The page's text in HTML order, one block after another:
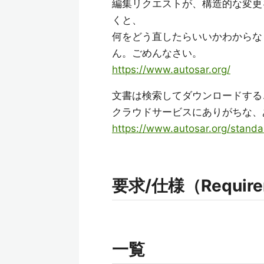
編集リクエストが、構造的な変
くと、
何をどう直したらいいかわから
ん。ごめんなさい。
https://www.autosar.org/
文書は検索してダウンロードす
クラウドサービスにありがちな
https://www.autosar.org/
要求/仕様（
一覧